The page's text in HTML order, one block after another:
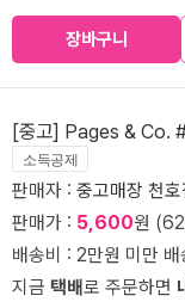
장바구니
[중고] Pages & Co.
소득공제
판매자 : 중고매장 천호
판매가 : 5,600원
배송비 : 2만원 미만
지금 택배로 주문하면